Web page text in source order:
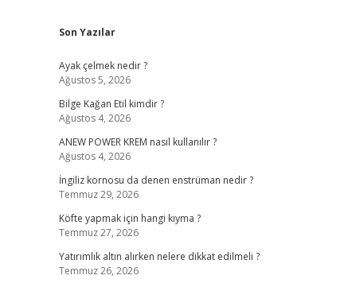
Sidebar
Son Yazılar
Ayak çelmek nedir ?
Ağustos 5, 2026
Bilge Kağan Etil kimdir ?
Ağustos 4, 2026
ANEW POWER KREM nasıl kullanılır ?
Ağustos 4, 2026
İngiliz kornosu da denen enstrüman nedir ?
Temmuz 29, 2026
Köfte yapmak için hangi kıyma ?
Temmuz 27, 2026
Yatırımlık altın alırken nelere dikkat edilmeli ?
Temmuz 26, 2026